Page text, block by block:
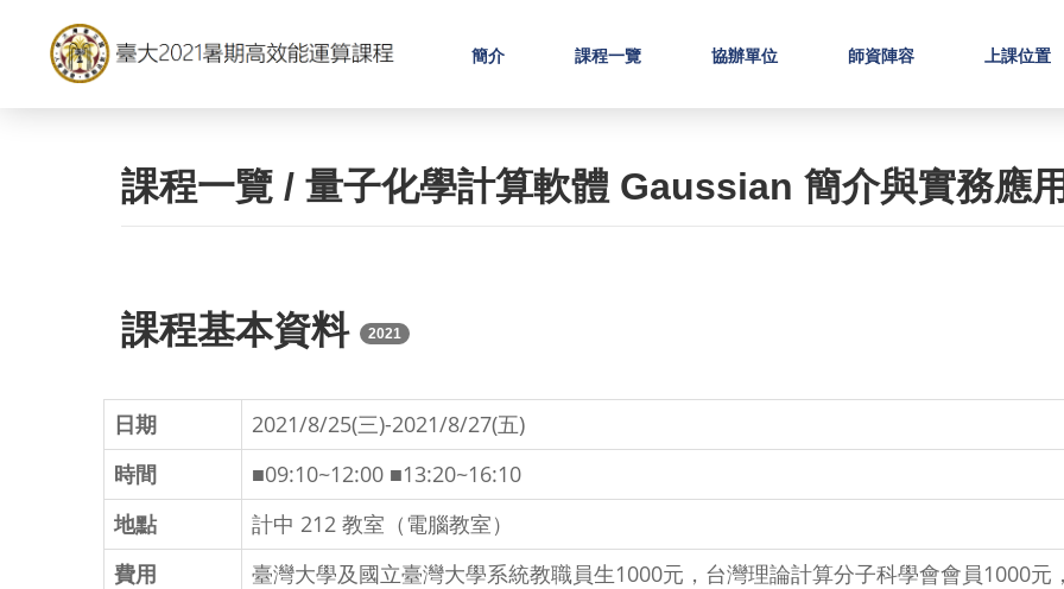
簡介 課程一覽 協辦單位 師資陣容 上課位置
課程一覽 / 量子化學計算軟體 Gaussian 簡介與實務應用
課程基本資料 2021
日期
2021/8/25(三)-2021/8/27(五)
時間
■09:10~12:00 ■13:20~16:10
地點
計中 212 教室（電腦教室）
費用
臺灣大學及國立臺灣大學系統教職員生1000元，台灣理論計算分子科學會會員1000元